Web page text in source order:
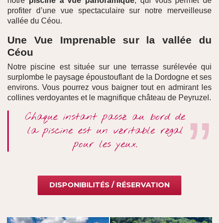
profiter d’une vue spectaculaire sur notre merveilleuse
vallée du Céou.
Une Vue Imprenable sur la vallée du
Céou
Notre piscine est située sur une terrasse surélevée qui
surplombe le paysage époustouflant de la Dordogne et ses
environs. Vous pourrez vous baigner tout en admirant les
collines verdoyantes et le magnifique château de Peyruzel.
Chaque instant passé au bord de
la piscine est un véritable régal
pour les yeux.
DISPONIBILITÉS / RÉSERVATION